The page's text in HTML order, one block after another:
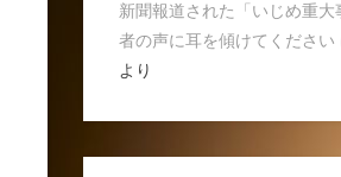
新聞報道された「いじめ重大
者の声に耳を傾けてください
より